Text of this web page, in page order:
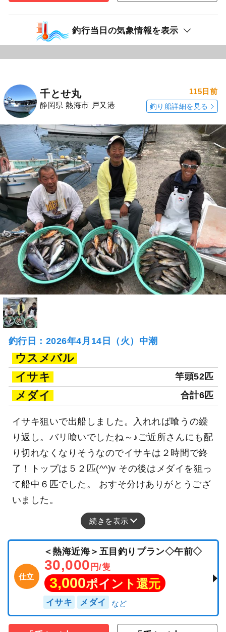
釣行当日の気象情報を表示
千とせ丸
静岡県 熱海市 戸又港
115日前
釣り船詳細を見る
釣行日：2026年4月14日（火）中潮
ウスメバル
イサキ
竿頭52匹
メダイ 合計6匹
イサキ狙いで出船しました。入れれば喰うの繰
り返し。バリ喰いでしたね～♪ご近所さんにも配
り切れなくなりそうなのでイサキは２時間で終
了！トップは５２匹(^^)v その後はメダイを狙っ
て船中６匹でした。 おすそ分けありがとうござ
いました。
続きを表示
仕立
＜熱海近海＞五目釣りプラン◇午前◇
30,000 円/隻
3,000ポイント還元
イサキ メダイ